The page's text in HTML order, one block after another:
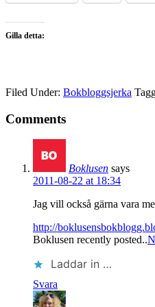
Gilla detta:
Filed Under: Bokbloggsjerka
Comments
Boklusen says
2011-08-22 at 18:34
Jag vill också gärna vara
http://
Boklusen recently posted..
Laddar in …
Svara